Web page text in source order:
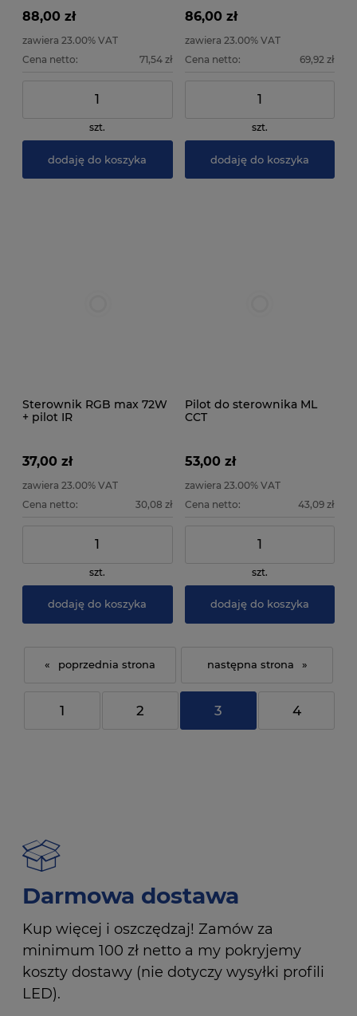
88,00 zł
zawiera 23.00% VAT
Cena netto:
71,54 zł
szt.
dodaję do koszyka
86,00 zł
zawiera 23.00% VAT
Cena netto:
69,92 zł
szt.
dodaję do koszyka
Sterownik RGB max 72W
+ pilot IR
37,00 zł
zawiera 23.00% VAT
Cena netto:
30,08 zł
szt.
dodaję do koszyka
Pilot do sterownika ML
CCT
53,00 zł
zawiera 23.00% VAT
Cena netto:
43,09 zł
szt.
dodaję do koszyka
«
1 2 3 4
»
Darmowa dostawa
Kup więcej i oszczędzaj! Zamów za
minimum 100 zł netto a my pokryjemy
koszty dostawy (nie dotyczy wysyłki profili
LED).